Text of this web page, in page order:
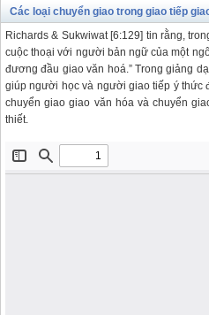
Các loại chuyển giao trong giao tiếp
Richards & Sukwiwat [6:129] tin rằng,
cuộc thoại với người bản ngữ của một
đương đầu giao văn hoá.” Trong giảng
giúp người học và người giao tiếp ý thức
chuyển giao giao văn hóa và chuyển
thiết.